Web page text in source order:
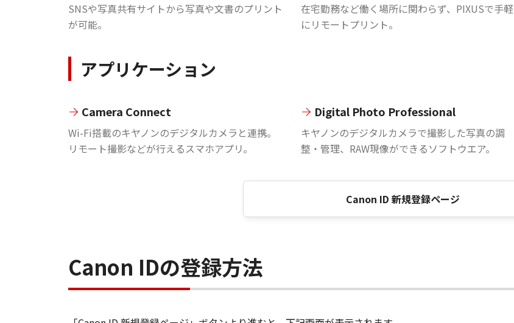
SNSや写真共有サイトから写真や文書のプリント
が可能。
在宅勤務など働く場所に関わらず、PIXUSで手軽
にリモートプリント。
アプリケーション
Camera Connect
Wi-Fi搭載のキヤノンのデジタルカメラと連携。
リモート撮影などが行えるスマホアプリ。
Digital Photo Professional
キヤノンのデジタルカメラで撮影した写真の調
整・管理、RAW現像ができるソフトウエア。
Canon ID 新規登録ページ
Canon IDの登録方法